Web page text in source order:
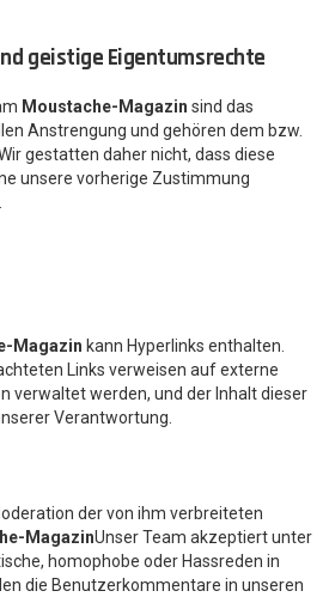
geistige Eigentumsrechte
Moustache-Magazin sind das
Anstrengung und gehören dem bzw.
gestatten daher nicht, dass diese
unsere vorherige Zustimmung
Magazin kann Hyperlinks enthalten.
Links verweisen auf externe
verwaltet werden, und der Inhalt dieser
Verantwortung.
der von ihm verbreiteten
MagazinUnser Team akzeptiert unter
homophobe oder Hassreden in
die Benutzerkommentare in unseren